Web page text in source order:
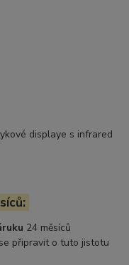
displaye s infrared
24 měsíců
připravit o tuto jistotu